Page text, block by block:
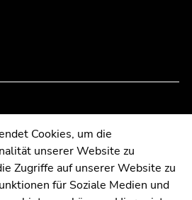
Cookies, um die
unserer Website zu
Zugriffe auf unserer Website zu
für Soziale Medien und